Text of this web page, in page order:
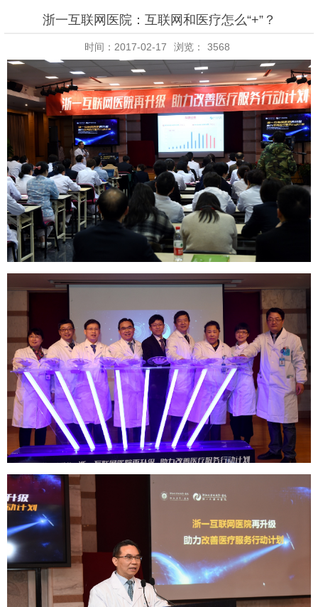
浙一互联网医院：互联网和医疗怎么“+”？
时间：2017-02-17 浏览： 3568